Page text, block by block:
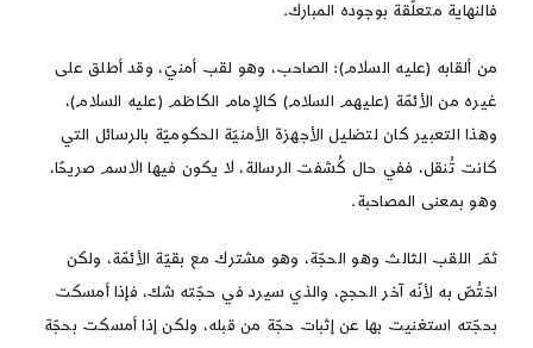
فالنهاية متعلّقة بوجوده المبارك.
من ألقابه (عليه السلام): الصاحب، وهو لقب أمنيّ، وقد أطلق على
غيره من الأئمّة (عليهم السلام) كالإمام الكاظم (عليه السلام)،
وهذا التعبير كان لتضليل الأجهزة الأمنيّة الحكوميّة بالرسائل التي
كانت تُنقل، ففي حال كُشفت الرسالة، لا يكون فيها الاسم صريحًا،
وهو بمعنى المصاحبة.
ثمّ اللقب الثالث وهو الحجّة، وهو مشترك مع بقيّة الأئمّة، ولكن
اختُصّ به لأنّه آخر الحجج، والذي سيرد في حجّته شك، فإذا أمسكت
بحجّته استغنيت بها عن إثبات حجّة من قبله، ولكن إذا أمسكت بحجّة